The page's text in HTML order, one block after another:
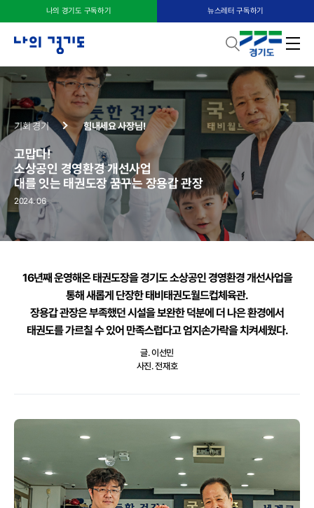
나의 경기도 구독하기 뉴스레터 구독하기
기회 경기 힘내세요 사장님!
고맙다!
소상공인 경영환경 개선사업
대를 잇는 태권도장 꿈꾸는 장용갑 관장
2024. 06
16년째 운영해온 태권도장을 경기도소상공인 경영환경 개선사업을
통해 새롭게 단장한 태비태권도월드컵체육관.
장용갑 관장은 부족했던 시설을 보완한 덕분에 더 나은환경에서
태권도를 가르칠 수 있어 만족스럽다고 엄지손가락을 치켜세웠다.
글. 이선민
사진. 전재호